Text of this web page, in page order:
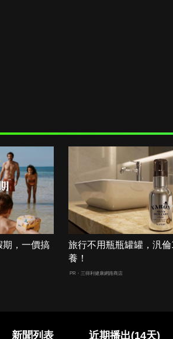
期，一價搞
旅行不用瓶瓶罐罐，汎
養！
PR・三得利健康網路商店
新聞列表 近期播出(14天)